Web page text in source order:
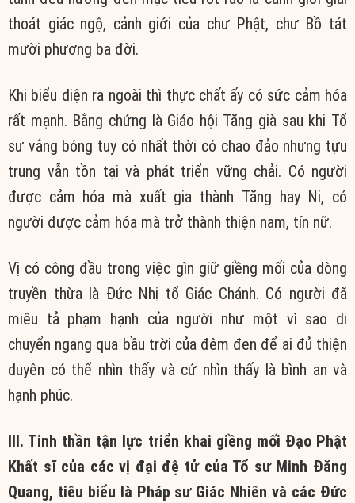
thoát giác ngộ, cảnh giới của chư Phật, chư Bồ tát
mười phương ba đời.
Khi biểu diện ra ngoài thì thực chất ấy có sức cảm hóa
rất mạnh. Bằng chứng là Giáo hội Tăng già sau khi Tổ
sư vắng bóng tuy có nhất thời có chao đảo nhưng tựu
trung vẫn tồn tại và phát triển vững chải. Có người
được cảm hóa mà xuất gia thành Tăng hay Ni, có
người được cảm hóa mà trở thành thiện nam, tín nữ.
Vị có công đầu trong việc gìn giữ giềng mối của dòng
truyền thừa là Đức Nhị tổ Giác Chánh. Có người đã
miêu tả phạm hạnh của người như một vì sao di
chuyển ngang qua bầu trời của đêm đen để ai đủ thiện
duyên có thể nhìn thấy và cứ nhìn thấy là bình an và
hạnh phúc.
III. Tinh thần tận lực triển khai giềng mối Đạo Phật
Khất sĩ của các vị đại đệ tử của Tổ sư Minh Đăng
Quang, tiêu biểu là Pháp sư Giác Nhiên và các Đức